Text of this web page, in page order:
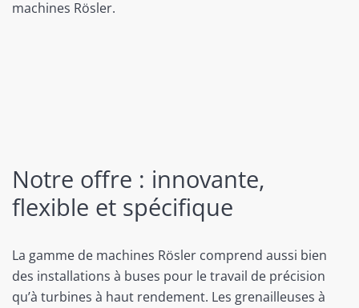
machines Rösler.
Notre offre : innovante,
flexible et spécifique
La gamme de machines Rösler comprend aussi bien
des installations à buses pour le travail de précision
qu’à turbines à haut rendement. Les grenailleuses à